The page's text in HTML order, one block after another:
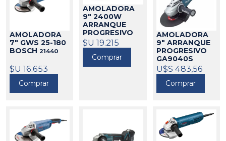
AMOLADORA
7" GWS 25-180
BOSCH 21440
$U 16.653
Comprar
AMOLADORA
9" 2400W
ARRANQUE
PROGRESIVO
GWS 24-230
LVI BOSCH
21084
$U 19.215
Comprar
AMOLADORA
9" ARRANQUE
PROGRESIVO
GA9040S
2600W MAKITA
325087
U$S 483,56
Comprar